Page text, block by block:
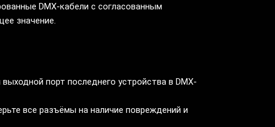
DMX-кабели с согласованным
значение.
порт последнего устройства в DMX-
все разъёмы на наличие повреждений и